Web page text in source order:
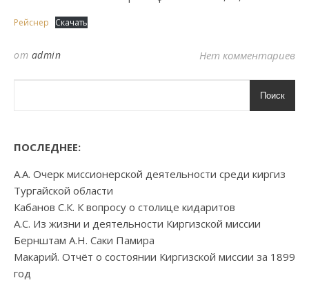
Рейснер Скачать
от admin Нет комментариев
Поиск
ПОСЛЕДНЕЕ:
А.А. Очерк миссионерской деятельности среди киргиз
Тургайской области
Кабанов С.К. К вопросу о столице кидаритов
А.С. Из жизни и деятельности Киргизской миссии
Бернштам А.Н. Саки Памира
Макарий. Отчёт о состоянии Киргизской миссии за 1899
год